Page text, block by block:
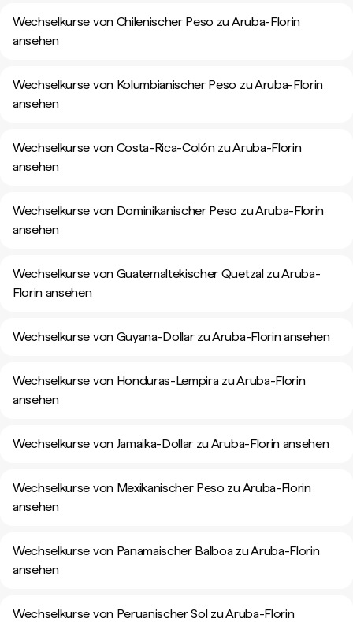
Wechselkurse von Chilenischer Peso zu Aruba-Florin
ansehen
Wechselkurse von Kolumbianischer Peso zu Aruba-Florin
ansehen
Wechselkurse von Costa-Rica-Colón zu Aruba-Florin
ansehen
Wechselkurse von Dominikanischer Peso zu Aruba-Florin
ansehen
Wechselkurse von Guatemaltekischer Quetzal zu Aruba-
Florin ansehen
Wechselkurse von Guyana-Dollar zu Aruba-Florin ansehen
Wechselkurse von Honduras-Lempira zu Aruba-Florin
ansehen
Wechselkurse von Jamaika-Dollar zu Aruba-Florin ansehen
Wechselkurse von Mexikanischer Peso zu Aruba-Florin
ansehen
Wechselkurse von Panamaischer Balboa zu Aruba-Florin
ansehen
Wechselkurse von Peruanischer Sol zu Aruba-Florin